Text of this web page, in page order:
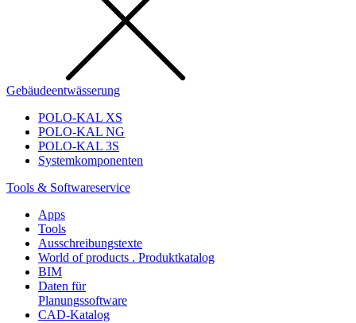
Gebäudeentwässerung
POLO-KAL XS
POLO-KAL NG
POLO-KAL 3S
Systemkomponenten
Tools & Softwareservice
Apps
Tools
Ausschreibungstexte
World of products . Produktkatalog
BIM
Daten für
Planungssoftware
CAD-Katalog